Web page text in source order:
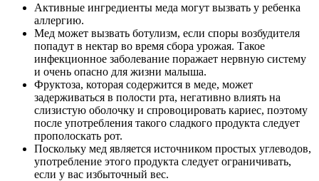
Активные ингредиенты меда могут вызвать у ребенка
аллергию.
Мед может вызвать ботулизм, если споры возбудителя
попадут в нектар во время сбора урожая. Такое
инфекционное заболевание поражает нервную систему
и очень опасно для жизни малыша.
Фруктоза, которая содержится в меде, может
задерживаться в полости рта, негативно влиять на
слизистую оболочку и спровоцировать кариес, поэтому
после употребления такого сладкого продукта следует
прополоскать рот.
Поскольку мед является источником простых углеводов,
употребление этого продукта следует ограничивать,
если у вас избыточный вес.